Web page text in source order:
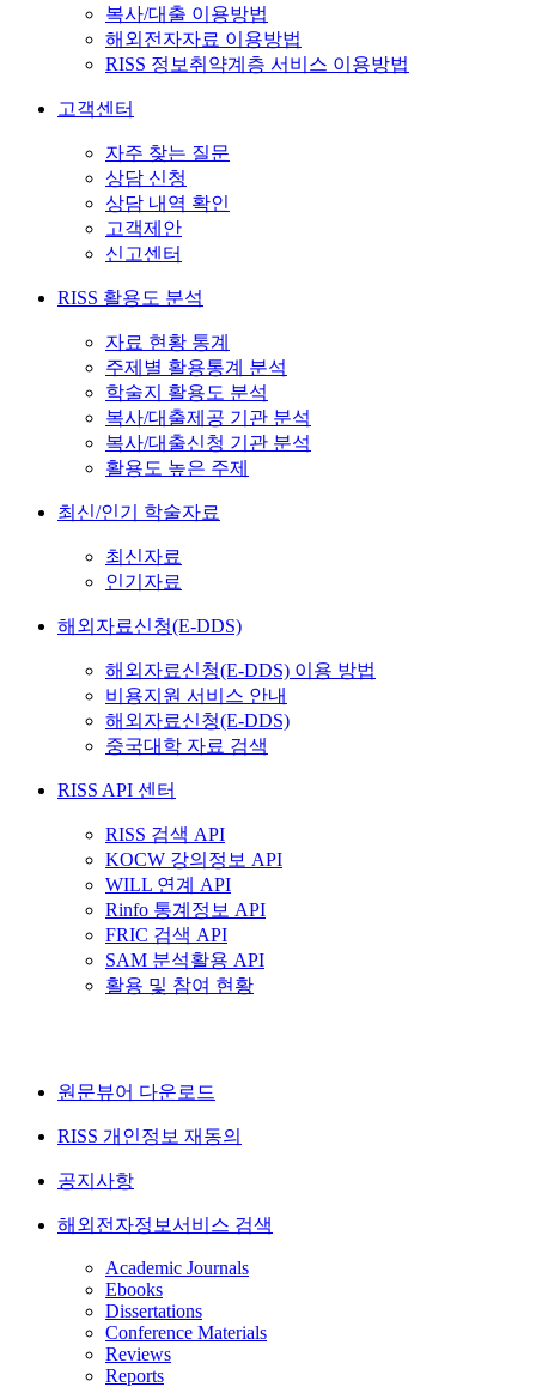
복사/대출 이용방법
해외전자자료 이용방법
RISS 정보취약계층 서비스 이용방법
고객센터
자주 찾는 질문
상담 신청
상담 내역 확인
고객제안
신고센터
RISS 활용도 분석
자료 현황 통계
주제별 활용통계 분석
학술지 활용도 분석
복사/대출제공 기관 분석
복사/대출신청 기관 분석
활용도 높은 주제
최신/인기 학술자료
최신자료
인기자료
해외자료신청(E-DDS)
해외자료신청(E-DDS) 이용 방법
비용지원 서비스 안내
해외자료신청(E-DDS)
중국대학 자료 검색
RISS API 센터
RISS 검색 API
KOCW 강의정보 API
WILL 연계 API
Rinfo 통계정보 API
FRIC 검색 API
SAM 분석활용 API
활용 및 참여 현황
원문뷰어 다운로드
RISS 개인정보 재동의
공지사항
해외전자정보서비스 검색
Academic Journals
Ebooks
Dissertations
Conference Materials
Reviews
Reports